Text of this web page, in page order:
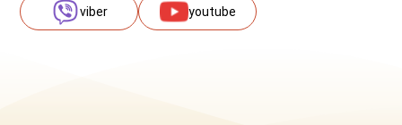
viber youtube